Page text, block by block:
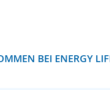
BEI ENERGY